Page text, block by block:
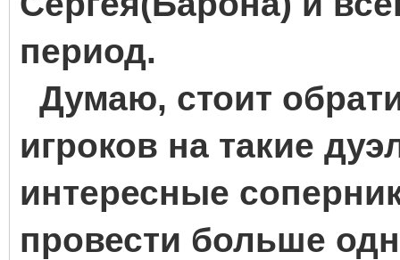
период.
Думаю, стоит
игроков на такие
интересные
провести больше